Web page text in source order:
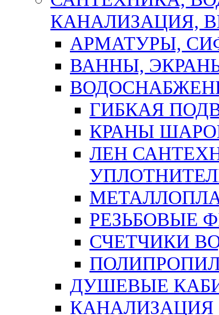
КАНАЛИЗАЦИЯ,
АРМАТУРЫ,
ВАННЫ,
ГИБКАЯ
КРАНЫ
ЛЕН
РЕЗЬБОВЫЕ
СЧЕТЧИКИ
ДУШЕВЫЕ
КАНАЛИЗАЦИЯ